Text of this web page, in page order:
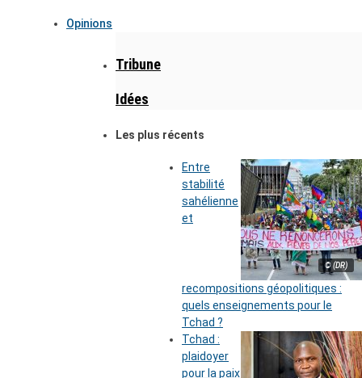
Opinions
Tribune
Idées
Les plus récents
© (DR)
Entre
stabilité
sahélienne
et
recompositions géopolitiques :
quels enseignements pour le
Tchad ?
Tchad :
plaidoyer
pour la paix